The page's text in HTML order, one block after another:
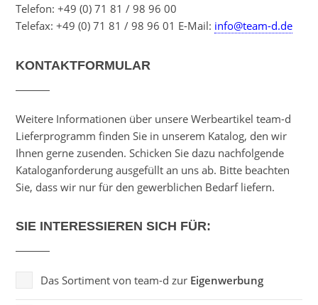
Telefon: +49 (0) 71 81 / 98 96 00
Telefax: +49 (0) 71 81 / 98 96 01 E-Mail: info@team-d.de
KONTAKTFORMULAR
Weitere Informationen über unsere Werbeartikel team-d
Lieferprogramm finden Sie in unserem Katalog, den wir
Ihnen gerne zusenden. Schicken Sie dazu nachfolgende
Kataloganforderung ausgefüllt an uns ab. Bitte beachten
Sie, dass wir nur für den gewerblichen Bedarf liefern.
SIE INTERESSIEREN SICH FÜR:
Das Sortiment von team-d zur Eigenwerbung